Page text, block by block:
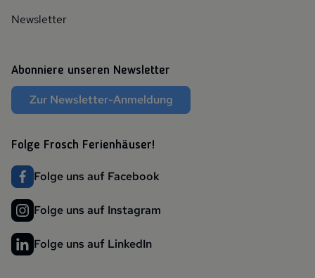
Newsletter
Abonniere unseren Newsletter
Zur Newsletter-Anmeldung
Folge Frosch Ferienhäuser!
Folge uns auf Facebook
Folge uns auf Instagram
Folge uns auf LinkedIn